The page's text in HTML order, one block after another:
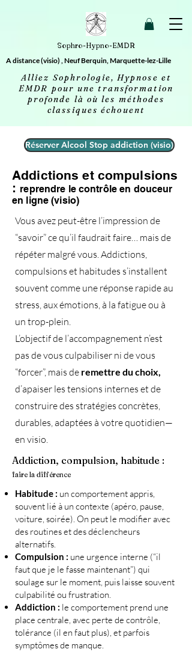
Sophro-Hypno-EMDR
Alliez Sophrologie, Hypnose et
EMDR pour une transformation
profonde là où les méthodes
classiques échouent
A distance (visio) , Neuf Berquin, Marquette-lez-Lille
Réserver Alcool Stop addiction (visio)
Addictions et compulsions
: reprendre le contrôle en douceur
en ligne (visio)
Vous avez peut-être l’impression de
“savoir” ce qu’il faudrait faire… mais de
répéter malgré vous. Addictions,
compulsions et habitudes s’installent
souvent comme une réponse rapide au
stress, aux émotions, à la fatigue ou à
un trop-plein.
L’objectif de l’accompagnement n’est
pas de vous culpabiliser ni de vous
“forcer”, mais de remettre du choix,
d’apaiser les tensions internes et de
construire des stratégies concrètes,
durables, adaptées à votre quotidien—
en visio.
Addiction, compulsion, habitude :
faire la différence
Habitude : un comportement appris,
souvent lié à un contexte (apéro, pause,
voiture, soirée). On peut le modifier avec
des routines et des déclencheurs
alternatifs.
Compulsion : une urgence interne (“il
faut que je le fasse maintenant”) qui
soulage sur le moment, puis laisse souvent
culpabilité ou frustration.
Addiction : le comportement prend une
place centrale, avec perte de contrôle,
tolérance (il en faut plus), et parfois
symptômes de manque.